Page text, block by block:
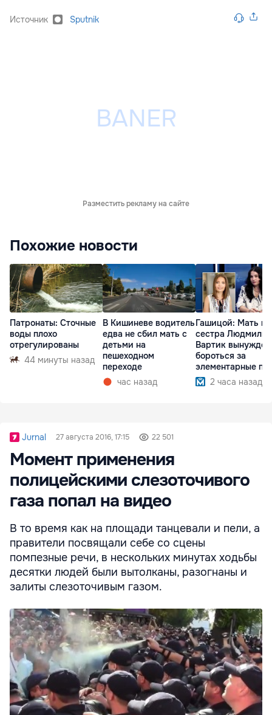
Источник Sputnik
Разместить рекламу на сайте
Похожие новости
Патронаты: Сточные
воды плохо
отрегулированы
44 минуты назад
В Кишиневе водитель
едва не сбил мать с
детьми на
пешеходном
переходе
час назад
Гашицой: Мать и
сестра Людмилы
Вартик
бороться за
элементарные
2 часа назад
Jurnal 27 августа 2016, 17:15 22 501
Момент применения
полицейскими слезоточивого
газа попал на видео
В то время как на площади танцевали и пели, а
правители посвящали себе со сцены
помпезные речи, в нескольких минутах ходьбы
десятки людей были вытолканы, разогнаны и
залиты слезоточивым газом.